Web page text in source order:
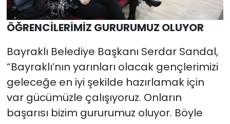
ÖĞRENCİLERİMİZ GURURUMUZ OLUYOR
Bayraklı Belediye Başkanı Serdar Sandal,
“Bayraklı’nın yarınları olacak gençlerimizi
geleceğe en iyi şekilde hazırlamak için
var gücümüzle çalışıyoruz. Onların
başarısı bizim gururumuz oluyor. Böyle